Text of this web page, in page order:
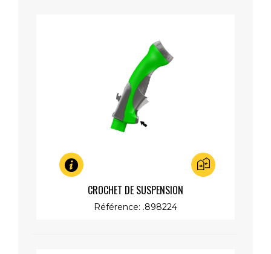
CROCHET DE SUSPENSION
Référence: .898224